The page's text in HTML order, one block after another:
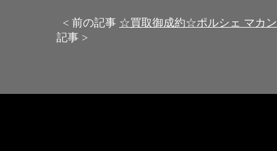
< 前の記事 ☆買取御成約☆ポルシェ マカン
記事 >